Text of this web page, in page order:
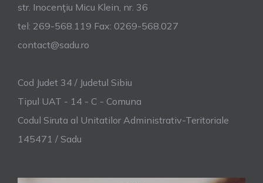
str. Inocenţiu Micu Klein, nr. 36
tel: 269-568.119 Fax: 0269-568.027
contact@sadu.ro
Cod Judet 34 / Judetul Sibiu
Tipul UAT - 14 - C - Comuna
Codul Siruta al Unitatilor Administrativ-Teritoriale
145471 / Sadu